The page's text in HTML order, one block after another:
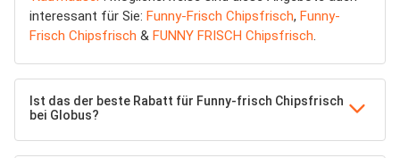
interessant für Sie: Funny-Frisch Chipsfrisch, Funny-
Frisch Chipsfrisch & FUNNY FRISCH Chipsfrisch
Ist das der beste Rabatt für Funny-frisch Chipsfrisch
bei Globus?